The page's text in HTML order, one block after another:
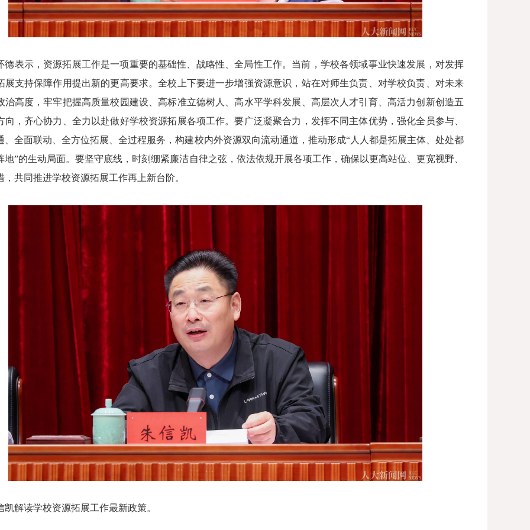
德表示，资源拓展工作是一项重要的基础性、战略性、全局性工作。当前，学校各领域事业快速发展，对发挥
展支持保障作用提出新的更高要求。全校上下要进一步增强资源意识，站在对师生负责、对学校负责、对未来
治高度，牢牢把握高质量校园建设、高标准立德树人、高水平学科发展、高层次人才引育、高活力创新创造五
向，齐心协力、全力以赴做好学校资源拓展各项工作。要广泛凝聚合力，发挥不同主体优势，强化全员参与、
、全面联动、全方位拓展、全过程服务，构建校内外资源双向流动通道，推动形成“人人都是拓展主体、处处都
地”的生动局面。要坚守底线，时刻绷紧廉洁自律之弦，依法依规开展各项工作，确保以更高站位、更宽视野、
，共同推进学校资源拓展工作再上新台阶。
凯解读学校资源拓展工作最新政策。